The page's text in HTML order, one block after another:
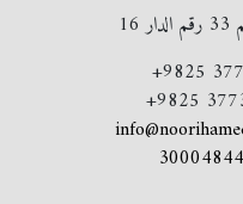
+9825
+9825
30004844